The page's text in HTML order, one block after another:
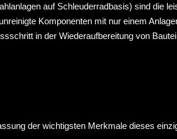
auf Schleuderradbasis) sind die
Komponenten mit nur einem
in der Wiederaufbereitung von
der wichtigsten Merkmale dieses